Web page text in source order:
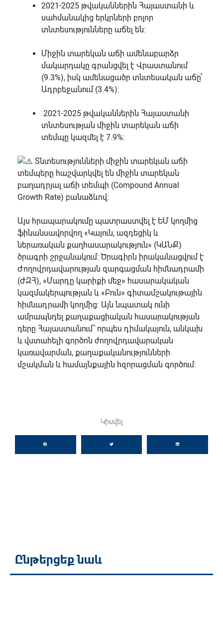
2021-2025 թվականներին Հայաստանի և
սահմանակից երկրների բոլոր
տնտեսությունները աճել են։
Միջին տարեկան աճի ամենաբարձր
մակարդակը գրանցվել է Վրաստանում
(9.3%), իսկ ամենացածր տնտեսական աճը՝
Ադրբեջանում (3.4%)։
2021-2025 թվականներին Հայաստանի
տնտեսության միջին տարեկան աճի
տեմպը կազմել է 7.9%։
Տնտեսությունների միջին տարեկան աճի
տեմպերը հաշվարկվել են միջին տարեկան
բաղադրյալ աճի տեմպի (Compound Annual
Growth Rate) բանաձևով։
Այս հրապարակումը պատրաստվել է ԵՄ կողմից
ֆինանսավորվող «Կայուն, ազդեցիկ և
ներառական քաղհասարակություն» (ԿԱՆՔ)
ծրագրի շրջանակում։ Ծրագիրն իրականացվում է
Ժողովրդավարության զարգացման հիմնադրամի
(ԺԶՀ), «Մարդը կարիքի մեջ» հասարակական
կազմակերպության և «Բուն» գիտամշակութային
հիմնադրամի կողմից: Այն նպատակ ունի
ամրապնդել քաղաքացիական հասարակության
դերը Հայաստանում՝ որպես դիմակայուն, անկախ
և վստահելի գործոն ժողովրդավարական
կառավարման, քաղաքականությունների
մշակման և համայնքային հզորացման գործում:
Կիսվել
Ընթերցեք նաև